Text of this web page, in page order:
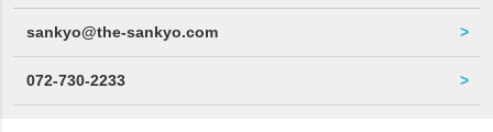
sankyo@the-sankyo.com
072-730-2233